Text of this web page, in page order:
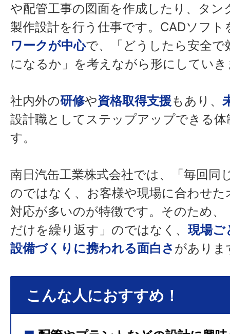
や配管工事の図面を作成したり、タン
製作設計を行う仕事です。CADソフト
ワークが中心で、「どうしたら安全で
になるか」を考えながら形にしてい
社内外の研修や資格取得支援もあり、
設計職としてステップアップできる
す。
南日汽缶工業株式会社では、「毎回同
のではなく、お客様や現場に合わせ
対応が多いのが特徴です。そのため、
だけを繰り返す」のではなく、現場ご
設備づくりに携われる面白さ がありま
こんな人におすすめ！